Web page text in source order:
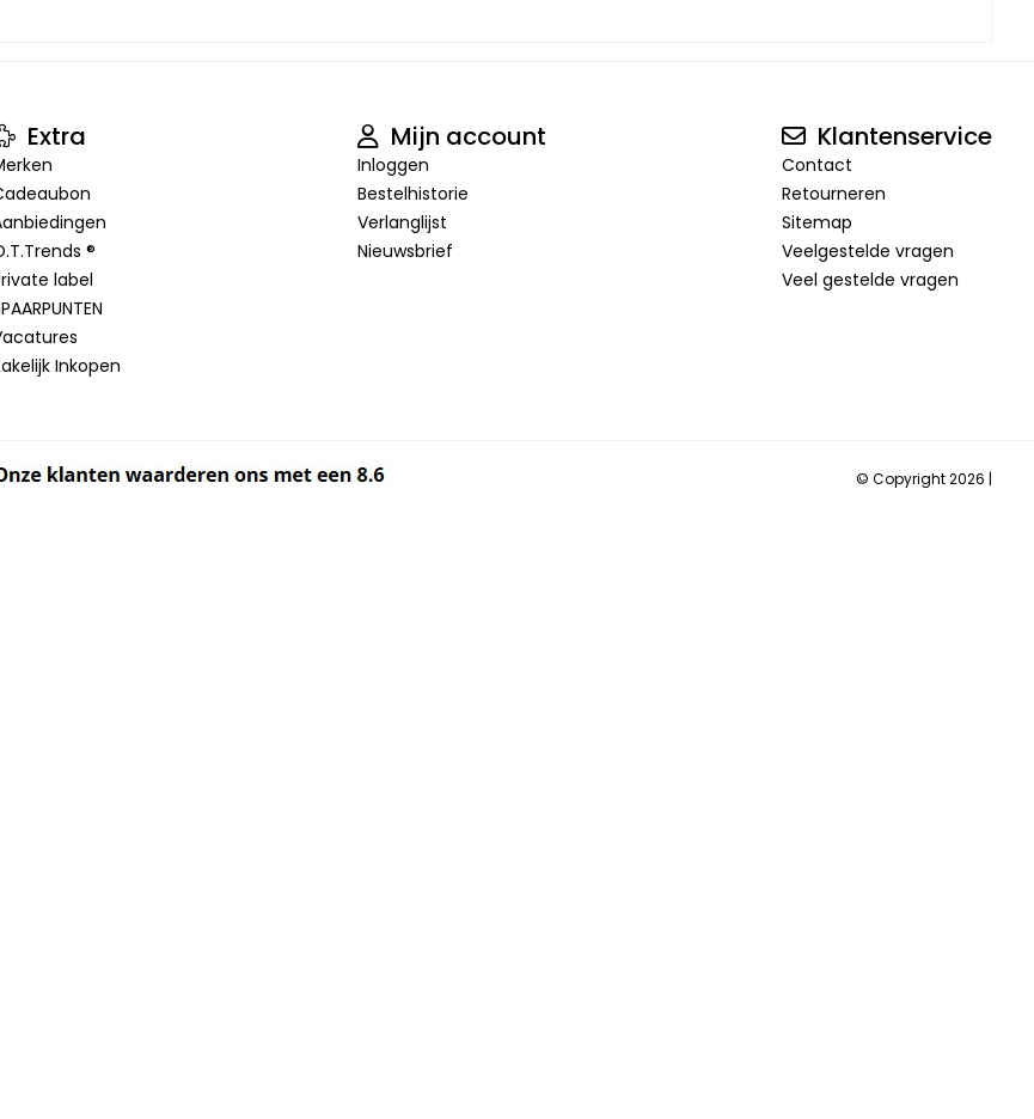
Extra
®
label
Inkopen
Mijn account
Inloggen
Bestelhistorie
Verlanglijst
Nieuwsbrief
Klantenservice
Contact
Retourneren
Sitemap
Veelgestelde vragen
Veel gestelde vragen
© Copyright 2026 |